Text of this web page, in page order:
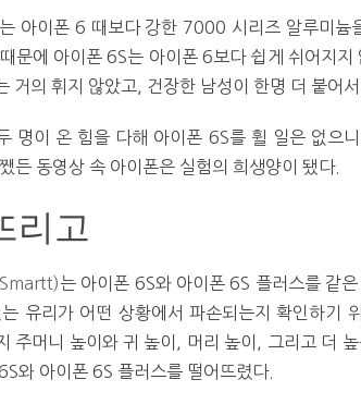
아이폰 6 때보다 강한 7000 시리즈 알루미늄
문에 아이폰 6S는 아이폰 6보다 쉽게 쉬어지
거의 휘지 않았고, 건장한 남성이 한명 더 붙어
명이 온 힘을 다해 아이폰 6S를 휠 일은 없으
든 동영상 속 아이폰은 실험의 희생양이 됐다.
리고
는 아이폰 6S와 아이폰 6S 플러스를 같
유리가 어떤 상황에서 파손되는지 확인하기
주머니 높이와 귀 높이, 머리 높이, 그리고 더
와 아이폰 6S 플러스를 떨어뜨렸다.